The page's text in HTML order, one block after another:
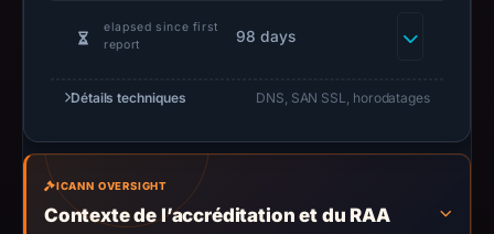
at
or
missing
do
elapsed since first
report
98 days
Détails techniques DNS, SAN SSL, horodatages
ICANN OVERSIGHT
Contexte de l’accréditation et du RAA